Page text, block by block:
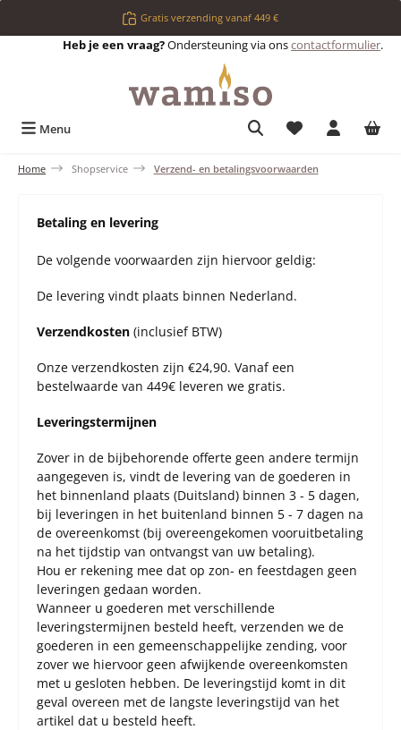
Ga naar de hoofdinhoudGratis verzending vanaf 449 €
Heb je een vraag?Ondersteuning via onscontactformulier.
Menu Je hebt 0 items
Home Shopservice Verzend- en betalingsvoorwaarden
Betaling en levering
De volgende voorwaarden zijn hiervoor geldig:
De levering vindt plaats binnen Nederland.
Verzendkosten (inclusief BTW)
Onze verzendkosten zijn €24,90. Vanaf een
bestelwaarde van 449€ leveren we gratis.
Leveringstermijnen
Zover in de bijbehorende offerte geen andere termijn
aangegeven is, vindt de levering van de goederen in
het binnenland plaats (Duitsland) binnen 3 - 5 dagen,
bij leveringen in het buitenland binnen 5 - 7 dagen na
de overeenkomst (bij overeengekomen vooruitbetaling
na het tijdstip van ontvangst van uw betaling).
Hou er rekening mee dat op zon- en feestdagen geen
leveringen gedaan worden.
Wanneer u goederen met verschillende
leveringstermijnen besteld heeft, verzenden we de
goederen in een gemeenschappelijke zending, voor
zover we hiervoor geen afwijkende overeenkomsten
met u gesloten hebben. De leveringstijd komt in dit
geval overeen met de langste leveringstijd van het
artikel dat u besteld heeft.